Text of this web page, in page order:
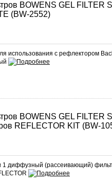
BOWENS GEL FILTER
(BW-2552)
использования с рефлектором
BOWENS GEL FILTER
REFLECTOR KIT (BW-
1 диффузный (рассеивающий)